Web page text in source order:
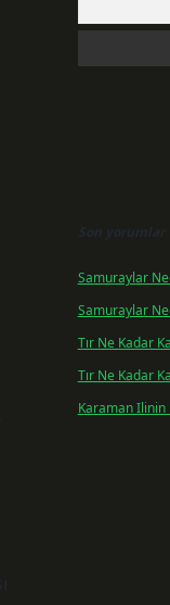
Son yorumlar
Samuraylar
Samuraylar
Tır Ne Kadar
Tır Ne Kadar
Karaman